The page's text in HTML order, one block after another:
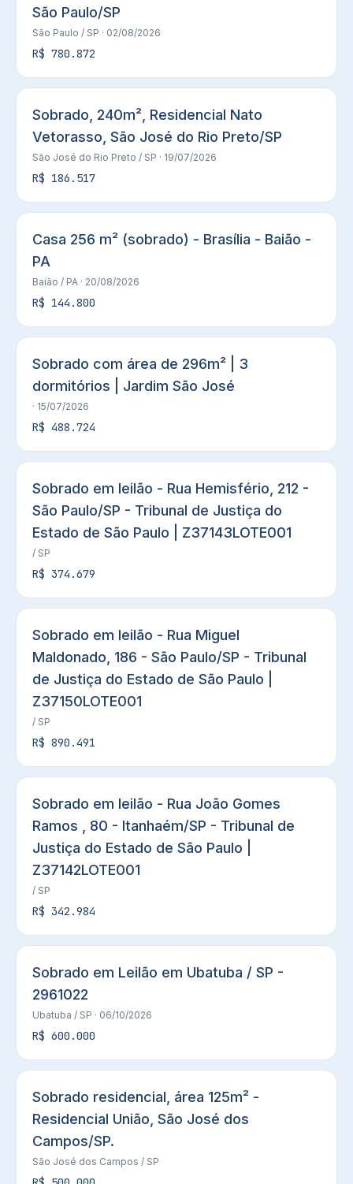
São Paulo/SP
São Paulo / SP · 02/08/2026
R$ 780.872
Sobrado, 240m², Residencial Nato
Vetorasso, São José do Rio Preto/SP
São José do Rio Preto / SP · 19/07/2026
R$ 186.517
Casa 256 m² (sobrado) - Brasília - Baião -
PA
Baião / PA · 20/08/2026
R$ 144.800
Sobrado com área de 296m² | 3
dormitórios | Jardim São José
· 15/07/2026
R$ 488.724
Sobrado em leilão - Rua Hemisfério, 212 -
São Paulo/SP - Tribunal de Justiça do
Estado de São Paulo | Z37143LOTE001
/ SP
R$ 374.679
Sobrado em leilão - Rua Miguel
Maldonado, 186 - São Paulo/SP - Tribunal
de Justiça do Estado de São Paulo |
Z37150LOTE001
/ SP
R$ 890.491
Sobrado em leilão - Rua João Gomes
Ramos , 80 - Itanhaém/SP - Tribunal de
Justiça do Estado de São Paulo |
Z37142LOTE001
/ SP
R$ 342.984
Sobrado em Leilão em Ubatuba / SP -
2961022
Ubatuba / SP · 06/10/2026
R$ 600.000
Sobrado residencial, área 125m² -
Residencial União, São José dos
Campos/SP.
São José dos Campos / SP